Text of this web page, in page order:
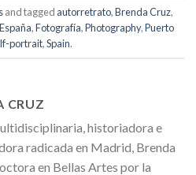
and tagged autorretrato,Brenda Cruz,
España,Fotografía,Photography,Puerto
portrait,Spain.
CRUZ
historiadora e
radicada en Madrid, Brenda
en Bellas Artes por la